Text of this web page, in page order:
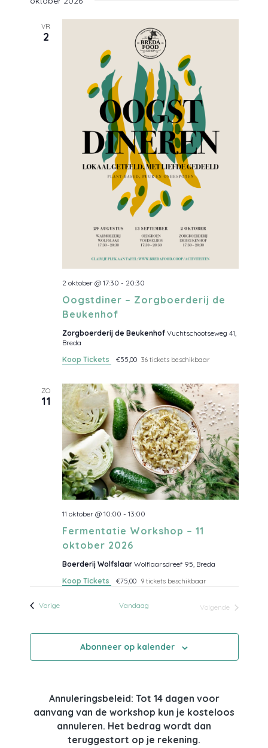
VR
2
Oogstdiner – Zorgboerderij de
Beukenhof
2 oktober @ 17:30 - 20:30
Zorgboerderij de Beukenhof Vuchtschootseweg 41,
Breda
Koop Tickets
€55,00 36 tickets beschikbaar
ZO
11
Fermentatie Workshop – 11
oktober 2026
11 oktober @ 10:00 - 13:00
Boerderij Wolfslaar Wolflaarsdreef 95, Breda
Koop Tickets
€75,00 9 tickets beschikbaar
VorigeEvenementen Vandaag
Volgende
Abonneer op kalender
Annuleringsbeleid: Tot 14 dagen voor
aanvang van de workshop kun je kosteloos
annuleren. Het bedrag wordt dan
teruggestort op je rekening.